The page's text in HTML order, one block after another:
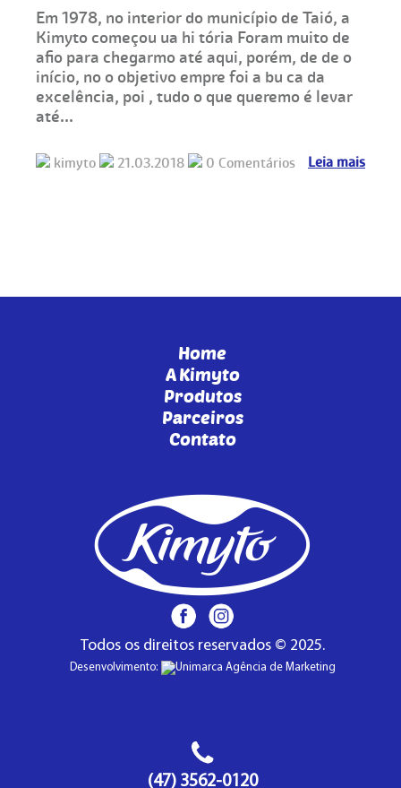
Em 1978, no interior do município de Taió, a
Kimyto começou ua hi tória Foram muito de
afio para chegarmo até aqui, porém, de de o
início, no o objetivo empre foi a bu ca da
excelência, poi , tudo o que queremo é levar
até...
kimyto 21.03.2018 0 Comentários Leia mais
Home
A Kimyto
Produtos
Parceiros
Contato
Todos os direitos reservados © 2025.
Desenvolvimento:
(47) 3562-0120